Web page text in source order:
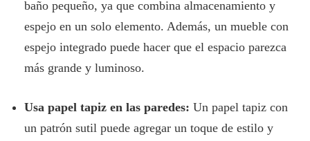
baño pequeño, ya que combina almacenamiento y
espejo en un solo elemento. Además, un mueble con
espejo integrado puede hacer que el espacio parezca
más grande y luminoso.
Usa papel tapiz en las paredes: Un papel tapiz con
un patrón sutil puede agregar un toque de estilo y